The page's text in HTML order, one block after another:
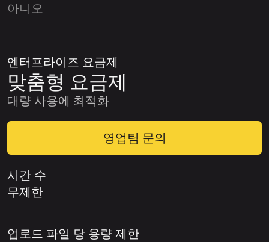
아니오
엔터프라이즈 요금제
맞춤형 요금제
대량 사용에 최적화
영업팀 문의
시간 수
무제한
업로드 파일 당 용량 제한